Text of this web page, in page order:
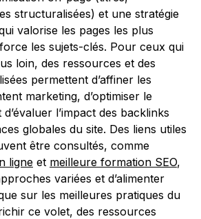
structuralisées) et une stratégie
valorise les pages les plus
les sujets-clés. Pour ceux qui
loin, des ressources et des
permettent d’affiner les
marketing, d’optimiser le
l’impact des backlinks
globales du site. Des liens utiles
être consultés, comme
ligne et meilleure formation SEO,
variées et d’alimenter
sur les meilleures pratiques du
ce volet, des ressources